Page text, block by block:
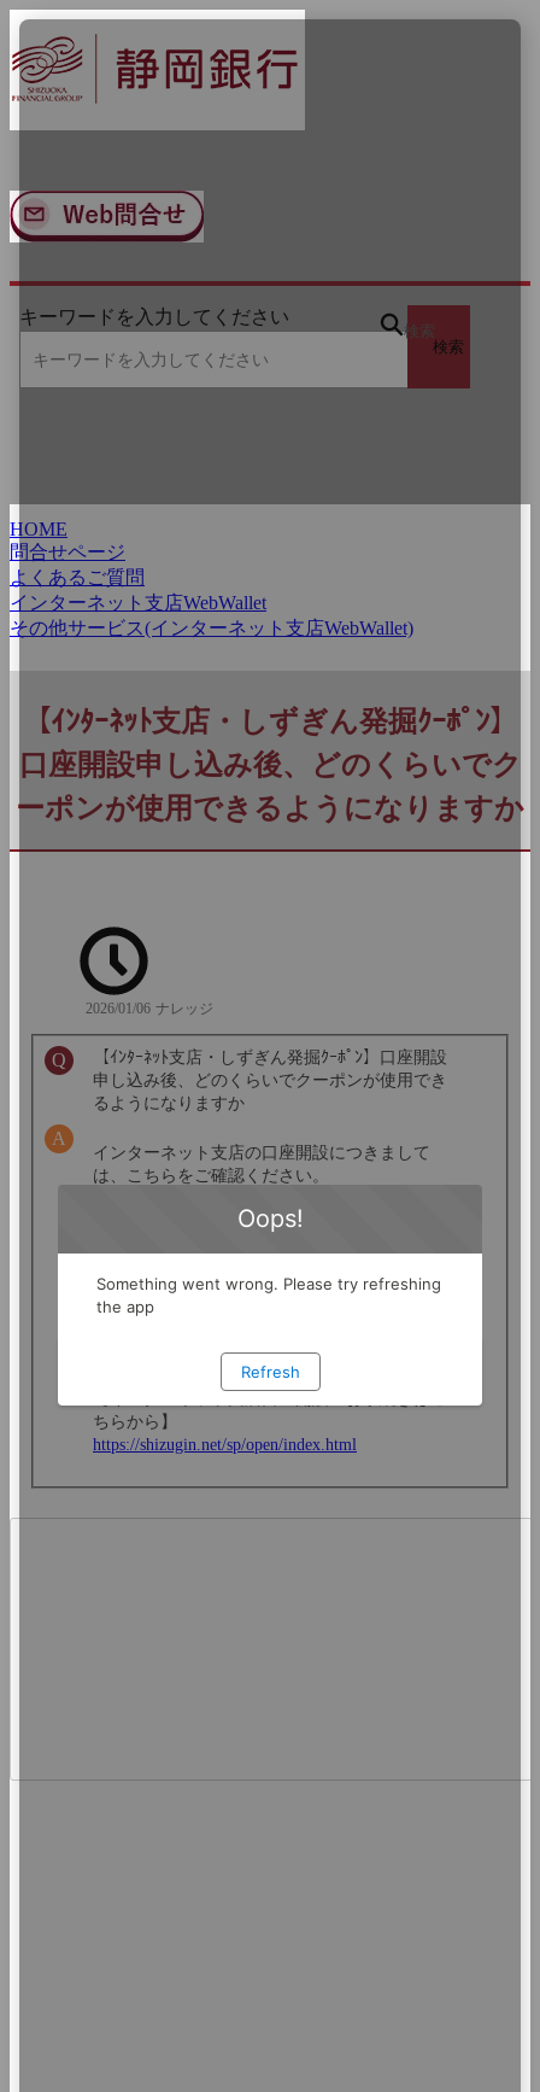
ビ
ゲ
ー
シ
へ
ス
ッ
プ
イ
ン
コ
ン
ツ
へ
キ
ッ
プ
キーワードを入力してください
検索
検索
HOME
問合せページ
よくあるご質問
インターネット支店WebWallet
その他サービス(インターネット支店WebWallet)
【ｲﾝﾀｰﾈｯﾄ支店・しずぎん発掘ｸｰﾎﾟﾝ】
口座開設申し込み後、どのくらいでク
ーポンが使用できるようになりますか
2026/01/06 ナレッジ
【ｲﾝﾀｰﾈｯﾄ支店・しずぎん発掘ｸｰﾎﾟﾝ】口座開設
申し込み後、どのくらいでクーポンが使用でき
るようになりますか
インターネット支店の口座開設につきまして
は、こちらをご確認ください。
ュカードがご自宅に到着してからになります。
ターネット支店口座をお持ちの方のみになりま
ちらから】
https://shizugin.net/sp/open/index.html